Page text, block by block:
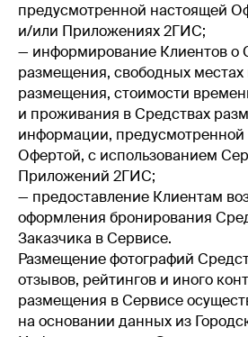
предусмотренной настоящей
и/или Приложениях 2ГИС;
— информирование Клиентов о
размещения, свободных местах
размещения, стоимости
и проживания в Средствах
информации, предусмотренной
Офертой, с использованием
Приложений 2ГИС;
— предоставление Клиентам
оформления бронирования
Заказчика в Сервисе.
Размещение фотографий
отзывов, рейтингов и иного
размещения в Сервисе
на основании данных из